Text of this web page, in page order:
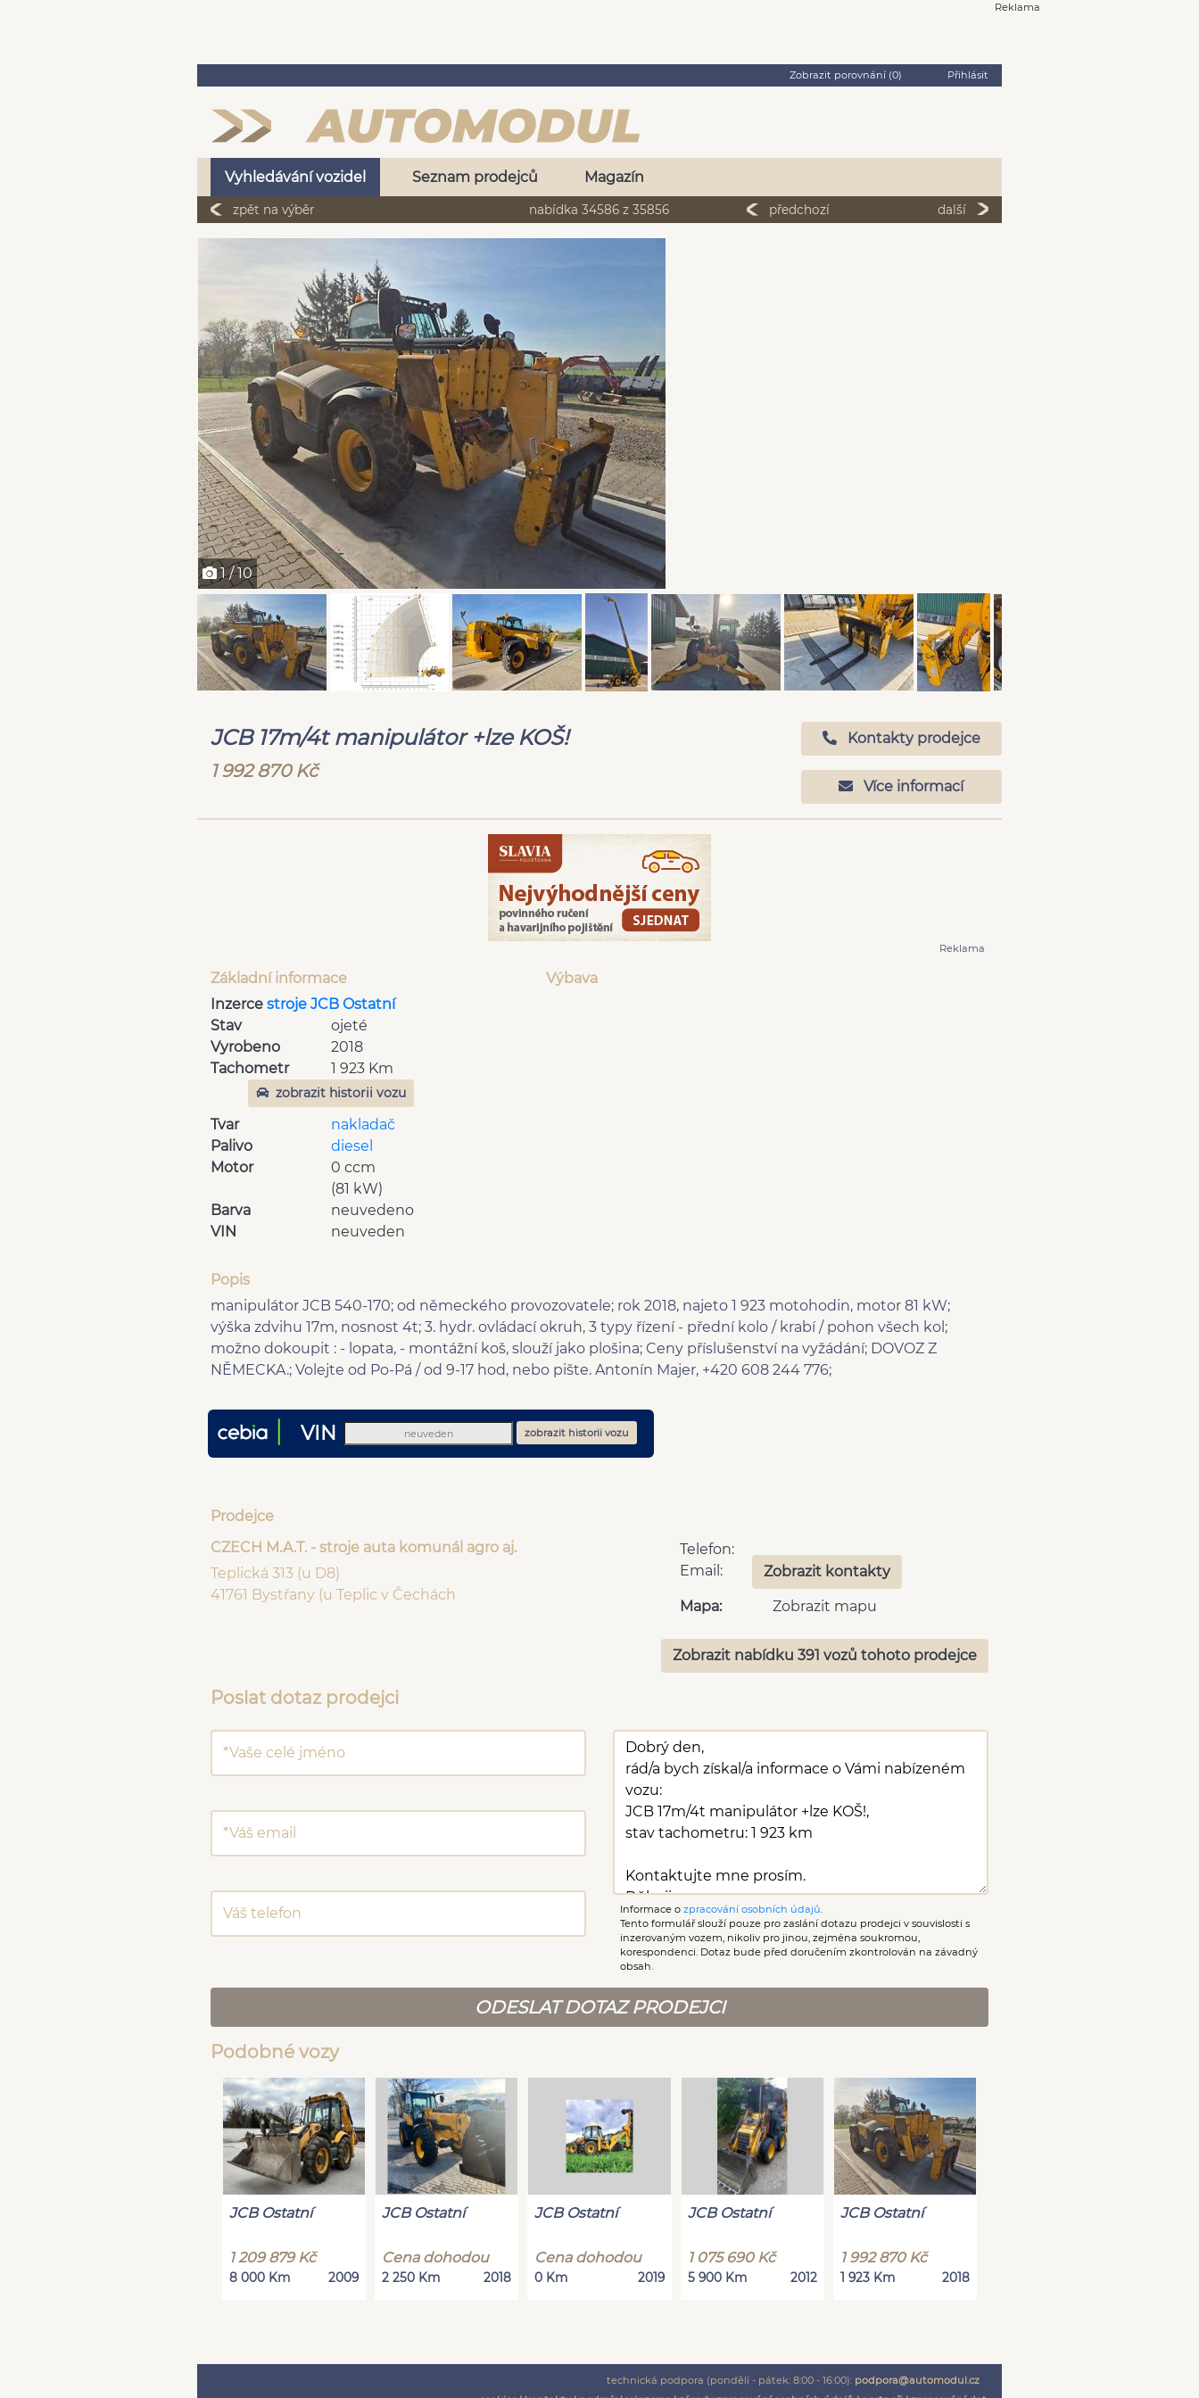
Reklama
Zobrazit porovnání (0) Přihlásit
Vyhledávání vozidel Seznam prodejců Magazín
zpět na výběr nabídka 34586 z 35856 předchozí další
1 / 10
JCB 17m/4t manipulátor +lze KOŠ!
1 992 870 Kč
Kontakty prodejce
Více informací
Reklama
Základní informace
Inzerce stroje JCB Ostatní
Stav
ojeté
Vyrobeno
2018
Tachometr
1 923 Km
zobrazit historii vozu
Tvar
nakladač
Palivo
diesel
Motor
0 ccm
(81 kW)
Barva
neuvedeno
VIN
neuveden
Výbava
Popis
manipulátor JCB 540-170; od německého provozovatele; rok 2018, najeto 1 923 motohodin, motor 81 kW;
výška zdvihu 17m, nosnost 4t; 3. hydr. ovládací okruh, 3 typy řízení - přední kolo / krabí / pohon všech kol;
možno dokoupit : - lopata, - montážní koš, slouží jako plošina; Ceny příslušenství na vyžádání; DOVOZ Z
NĚMECKA.; Volejte od Po-Pá / od 9-17 hod, nebo pište. Antonín Majer, +420 608 244 776;
VIN zobrazit historii vozu
Prodejce
CZECH M.A.T. - stroje auta komunál agro aj.
Teplická 313 (u D8)
41761 Bystřany (u Teplic v Čechách
Telefon:
Email:
Zobrazit kontakty
Mapa: Zobrazit mapu
Zobrazit nabídku 391 vozů tohoto prodejce
Poslat dotaz prodejci
Informace o zpracování osobních údajů
Tento formulář slouží pouze pro zaslání dotazu prodejci v souvislosti s
inzerovaným vozem, nikoliv pro jinou, zejména soukromou,
korespondenci. Dotaz bude před doručením zkontrolován na závadný
obsah.
ODESLAT DOTAZ PRODEJCI
Podobné vozy
JCB Ostatní
1 209 879 Kč
8 000 Km 2009
JCB Ostatní
Cena dohodou
2 250 Km 2018
JCB Ostatní
Cena dohodou
0 Km 2019
JCB Ostatní
1 075 690 Kč
5 900 Km 2012
JCB Ostatní
1 992 870 Kč
1 923 Km 2018
technická podpora (pondělí - pátek: 8:00 - 16:00): podpora@automodul.cz